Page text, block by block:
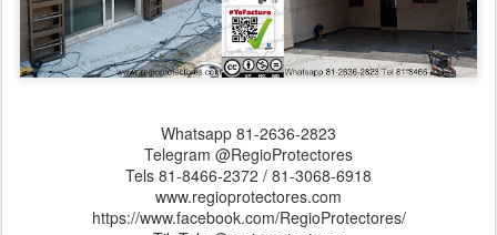
Whatsapp 81-2636-2823
Telegram @RegioProtectores
Tels 81-8466-2372 / 81-3068-6918
www.regioprotectores.com
https://www.facebook.com/RegioProtectores/